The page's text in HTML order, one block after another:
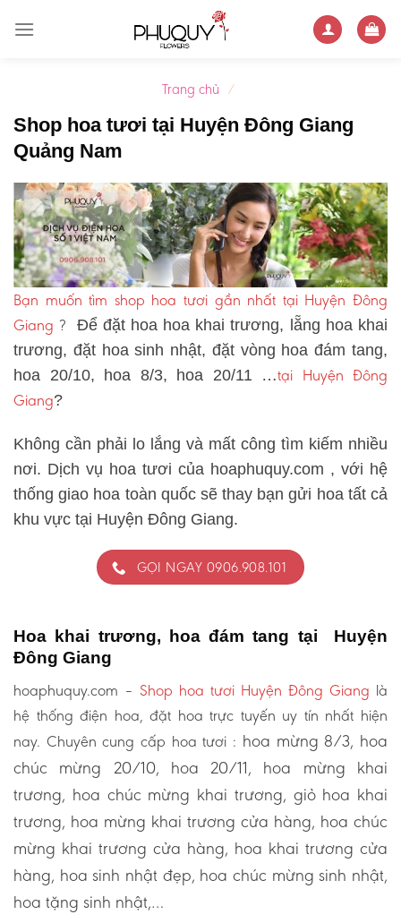
Trang chủ /
Shop hoa tươi tại Huyện Đông Giang
Quảng Nam
Bạn muốn tìm shop hoa tươi gần nhất tại Huyện Đông
Giang ? Để đặt hoa hoa khai trương, lẵng hoa khai
trương, đặt hoa sinh nhật, đặt vòng hoa đám tang,
hoa 20/10, hoa 8/3, hoa 20/11 …tại Huyện Đông
Giang?
Không cần phải lo lắng và mất công tìm kiếm nhiều
nơi. Dịch vụ hoa tươi của hoaphuquy.com , với hệ
thống giao hoa toàn quốc sẽ thay bạn gửi hoa tất cả
khu vực tại Huyện Đông Giang.
GỌI NGAY 0906.908.101
Hoa khai trương, hoa đám tang tại Huyện
Đông Giang
hoaphuquy.com – Shop hoa tươi Huyện Đông Giang là
hệ thống điện hoa, đặt hoa trực tuyến uy tín nhất hiện
nay. Chuyên cung cấp hoa tươi : hoa mừng 8/3, hoa
chúc mừng 20/10, hoa 20/11, hoa mừng khai
trương, hoa chúc mừng khai trương, giỏ hoa khai
trương, hoa mừng khai trương cửa hàng, hoa chúc
mừng khai trương cửa hàng, hoa khai trương cửa
hàng, hoa sinh nhật đẹp, hoa chúc mừng sinh nhật,
hoa tặng sinh nhật,…